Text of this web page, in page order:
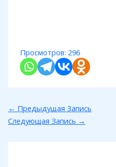
Просмотров: 296
← Предыдущая Запись
Следующая Запись →